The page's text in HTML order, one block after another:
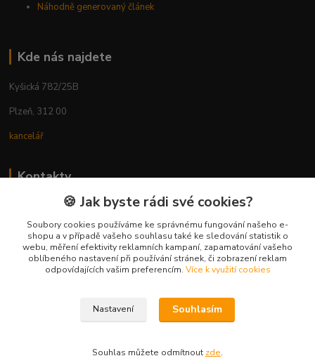
Náhodně generovaný článek
Kde nás najdete
Kyšická 782/25B
Plzeň, 312 00
kancelář
Kontakty
Ing. Michal Vaněk
+420 603 332 100
(Po-Pá, 10-17 hod.)
info@vyhodnynakup.eu
🍪 Jak byste rádi své cookies?
Soubory cookies používáme ke správnému fungování našeho e-
shopu a v případě vašeho souhlasu také ke sledování statistik o
webu, měření efektivity reklamních kampaní, zapamatování vašeho
oblíbeného nastavení při používání stránek, či zobrazení reklam
odpovídajících vašim preferencím. Více k využití cookies
Nastavení Souhlasím
Souhlas můžete odmítnout zde.